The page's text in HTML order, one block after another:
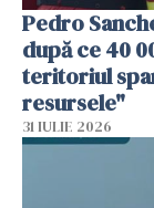
Pedro
după ce 40
teritoriul
resursele"
31 IULIE 2026